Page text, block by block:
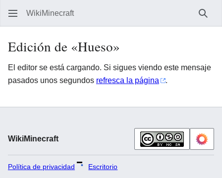
WikiMinecraft
Edición de «Hueso»
El editor se está cargando. Si sigues viendo este mensaje
pasados unos segundos refresca la página .
WikiMinecraft
Política de privacidad Escritorio